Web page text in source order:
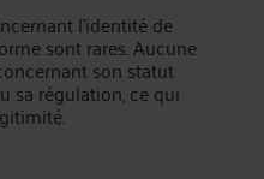
l'identité de
sont rares. Aucune
son statut
sa régulation, ce qui